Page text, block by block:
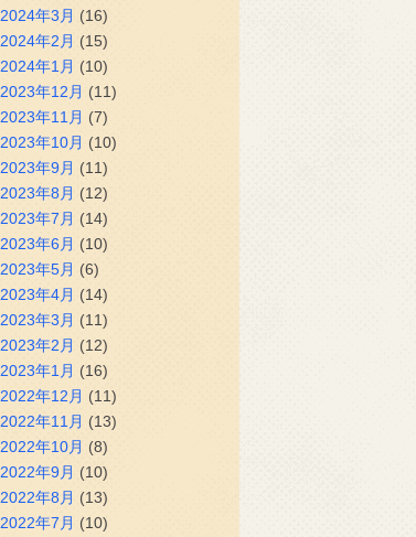
2024年3月 (16)
2024年2月 (15)
2024年1月 (10)
2023年12月 (11)
2023年11月 (7)
2023年10月 (10)
2023年9月 (11)
2023年8月 (12)
2023年7月 (14)
2023年6月 (10)
2023年5月 (6)
2023年4月 (14)
2023年3月 (11)
2023年2月 (12)
2023年1月 (16)
2022年12月 (11)
2022年11月 (13)
2022年10月 (8)
2022年9月 (10)
2022年8月 (13)
2022年7月 (10)